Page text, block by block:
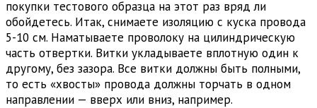
покупки тестового образца на этот раз вряд ли
обойдетесь. Итак, снимаете изоляцию с куска провода
5-10 см. Наматываете проволоку на цилиндрическую
часть отвертки. Витки укладываете вплотную один к
другому, без зазора. Все витки должны быть полными,
то есть «хвосты» провода должны торчать в одном
направлении — вверх или вниз, например.